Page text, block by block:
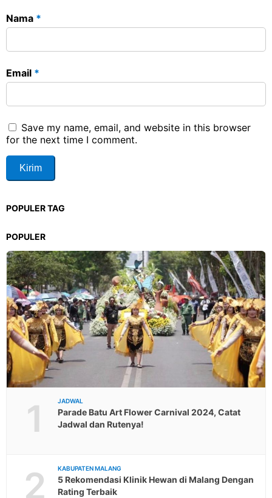
Nama *
Email *
Save my name, email, and website in this browser
for the next time I comment.
POPULER TAG
POPULER
1 JADWAL
Parade Batu Art Flower Carnival 2024, Catat
Jadwal dan Rutenya!
2 KABUPATEN MALANG
5 Rekomendasi Klinik Hewan di Malang Dengan
Rating Terbaik